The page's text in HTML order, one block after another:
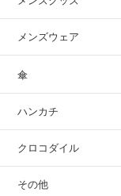
メンズウェア
傘
ハンカチ
クロコダイル
その他